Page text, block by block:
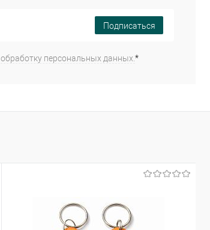
Подписаться
обработку персональных данных. *